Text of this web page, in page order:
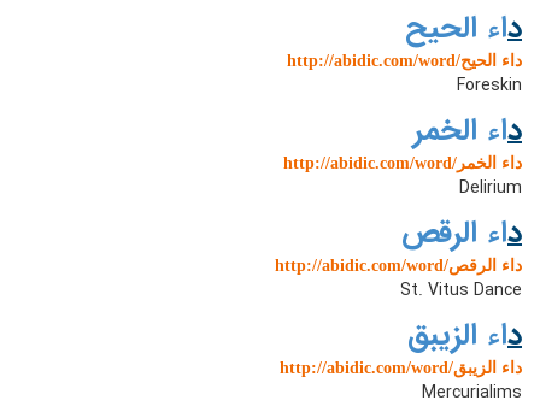
داء الحیح
http://abidic.com/word/داء الحیح
Foreskin
داء الخمر
http://abidic.com/word/داء الخمر
Delirium
داء الرقص
http://abidic.com/word/داء الرقص
St. Vitus Dance
داء الزیبق
http://abidic.com/word/داء الزیبق
Mercurialims